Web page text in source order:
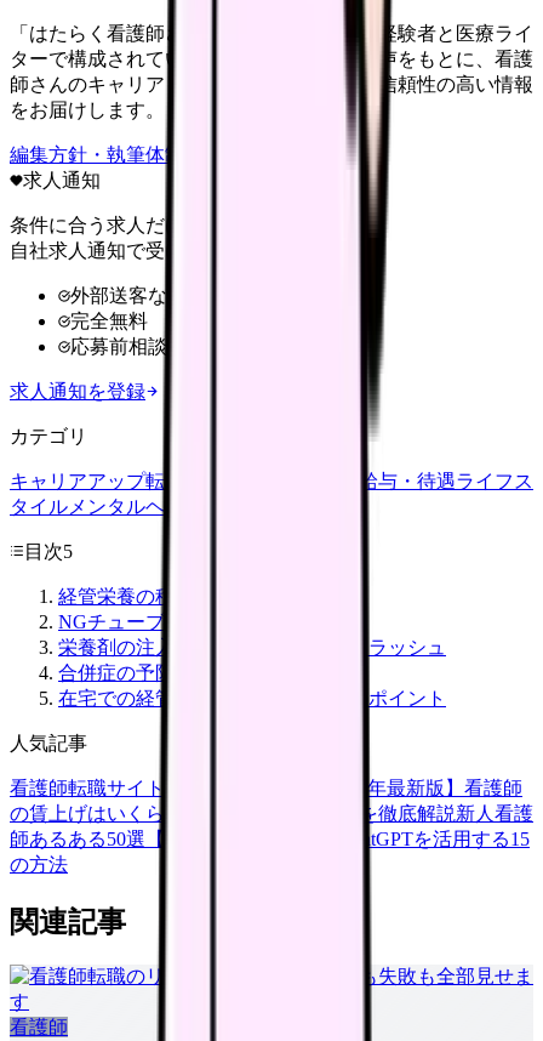
「はたらく看護師さん」編集部は、看護師経験者と医療ライ
ターで構成されています。現場のリアルな声をもとに、看護
師さんのキャリア・転職・働き方に関する信頼性の高い情報
をお届けします。
編集方針・執筆体制・監修体制を見る
求人通知
条件に合う求人だけ
自社求人通知で受け取る
外部送客なし
完全無料
応募前相談OK
求人通知を登録
カテゴリ
キャリアアップ転職ガイド 給与・待遇ライフス
タイル メンタルヘルス
目次5
経管栄養の種類と選択基準
NGチューブ挿入の手順
栄養剤の注入方法｜速度・体位・フラッシュ
合併症の予防と対処
在宅での経管栄養管理｜退院指導のポイント
人気記事
看護師転職サイトランキングTOP5【2026年最新版】 看護師
の賃上げはいくら？2026年度の最新情報を徹底解説新人看護
師あるある50選【共感必至】
看護師がChatGPTを活用する15
の方法
関連記事
看護師